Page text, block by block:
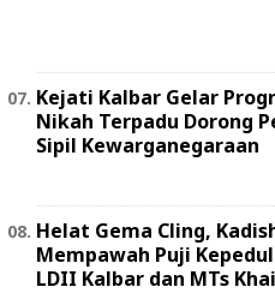
Kejati Kalbar Gelar
Nikah Terpadu Dorong
Sipil Kewarganegaraan
Helat Gema Cling,
Mempawah Puji
LDII Kalbar dan MTs